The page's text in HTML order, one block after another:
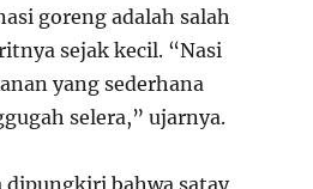
goreng adalah salah
sejak kecil. “Nasi
yang sederhana
selera,” ujarnya.
bahwa satay